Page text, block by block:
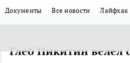
Документы Все новости Лайфхак
Глеб Никитин велел